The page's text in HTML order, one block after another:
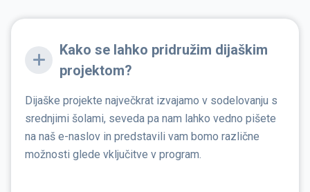
Kako se lahko pridružim dijaškim
projektom?
Dijaške projekte največkrat izvajamo v sodelovanju s
srednjimi šolami, seveda pa nam lahko vedno pišete
na naš e-naslov in predstavili vam bomo različne
možnosti glede vključitve v program.